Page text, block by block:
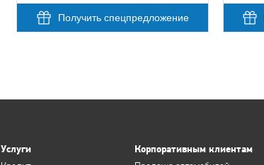
Получить спецпредложение
Услуги
Корпоративным клиентам